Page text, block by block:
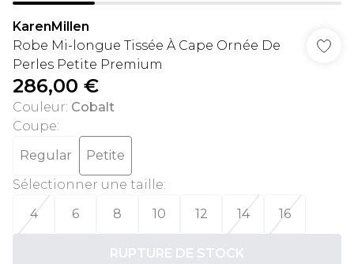
KarenMillen
Robe Mi-longue Tissée À Cape Ornée De
Perles Petite Premium
286,00 €
Couleur: Cobalt
Coupe:
Regular
Petite
Sélectionner une taille:
4
6 8 10 12 14 16
RUPTURE DE STOCK